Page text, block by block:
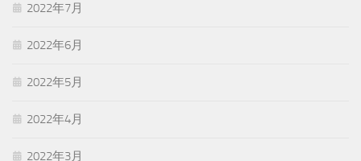
2022年7月
2022年6月
2022年5月
2022年4月
2022年3月